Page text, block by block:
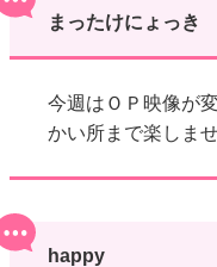
まったけにょっき
今週はＯＰ映像が
かい所まで楽しま
happy